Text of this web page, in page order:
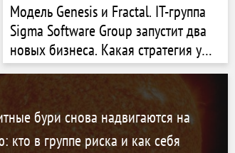
Модель Genesis и Fractal. IT-группа
Sigma Software Group запустит два
новых бизнеса. Какая стратегия у
основателя Валерия Красовского?
бури снова надвигаются на
кто в группе риска и как себя